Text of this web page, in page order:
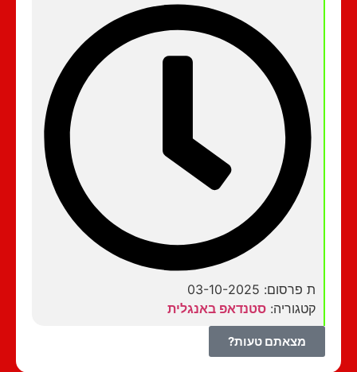
ת פרסום: 03-10-2025
קטגוריה:סטנדאפ באנגלית
מצאתם טעות?